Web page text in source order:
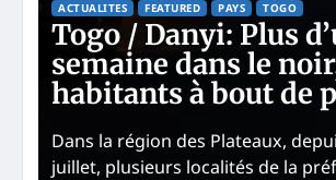
ACTUALITES FEATURED PAYS TOGO
Togo / Danyi: Plus
semaine dans le
habitants à bout de
Dans la région des Plateaux,
juillet, plusieurs localités de la